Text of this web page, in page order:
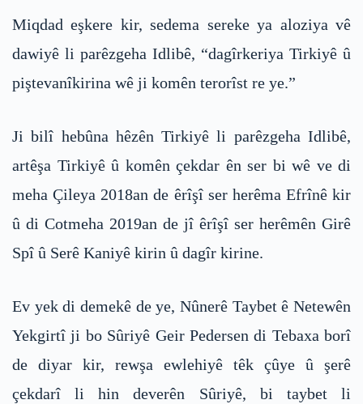
Miqdad eşkere kir, sedema sereke ya aloziya vê
dawiyê li parêzgeha Idlibê, “dagîrkeriya Tirkiyê û
piştevanîkirina wê ji komên terorîst re ye.”
Ji bilî hebûna hêzên Tirkiyê li parêzgeha Idlibê,
artêşa Tirkiyê û komên çekdar ên ser bi wê ve di
meha Çileya 2018an de êrîşî ser herêma Efrînê kir
û di Cotmeha 2019an de jî êrîşî ser herêmên Girê
Spî û Serê Kaniyê kirin û dagîr kirine.
Ev yek di demekê de ye, Nûnerê Taybet ê Netewên
Yekgirtî ji bo Sûriyê Geir Pedersen di Tebaxa borî
de diyar kir, rewşa ewlehiyê têk çûye û şerê
çekdarî li hin deverên Sûriyê, bi taybet li